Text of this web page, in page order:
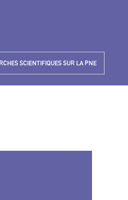
SCIENTIFIQUES SUR LA PNE